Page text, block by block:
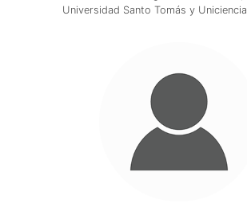
Universidad Santo Tomás y